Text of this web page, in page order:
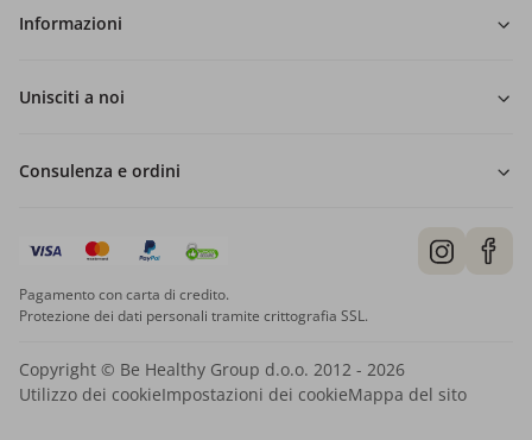
Informazioni
Unisciti a noi
Consulenza e ordini
Pagamento con carta di credito.
Protezione dei dati personali tramite crittografia SSL.
Copyright © Be Healthy Group d.o.o. 2012 - 2026
Utilizzo dei cookieImpostazioni dei cookieMappa del sito